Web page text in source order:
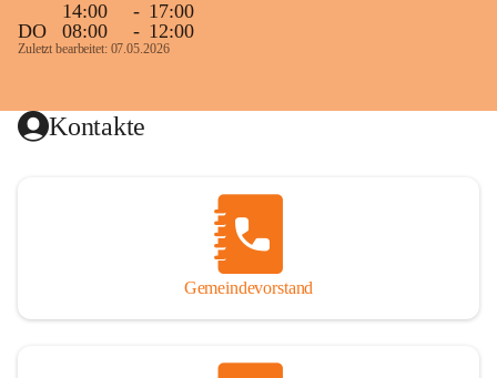
14:00
- 17:00
DO
08:00 - 12:00
Zuletzt bearbeitet: 07.05.2026
Kontakte
Gemeindevorstand